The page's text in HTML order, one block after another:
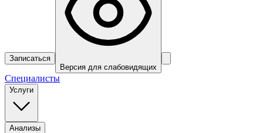
Записаться
Версия для слабовидящих
Специалисты
Услуги
Анализы